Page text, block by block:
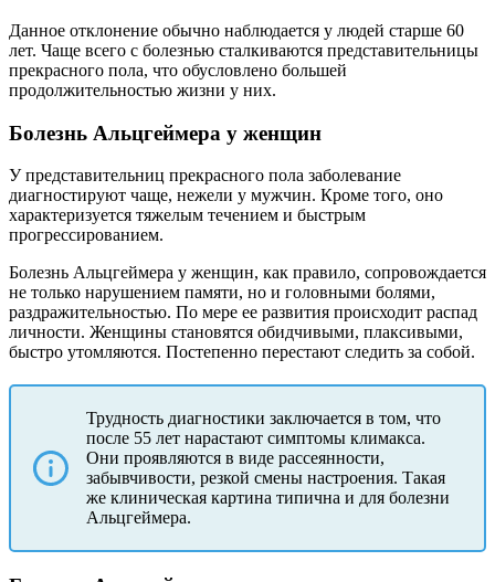
Данное отклонение обычно наблюдается у людей старше 60
лет. Чаще всего с болезнью сталкиваются представительницы
прекрасного пола, что обусловлено большей
продолжительностью жизни у них.
Болезнь Альцгеймера у женщин
У представительниц прекрасного пола заболевание
диагностируют чаще, нежели у мужчин. Кроме того, оно
характеризуется тяжелым течением и быстрым
прогрессированием.
Болезнь Альцгеймера у женщин, как правило, сопровождается
не только нарушением памяти, но и головными болями,
раздражительностью. По мере ее развития происходит распад
личности. Женщины становятся обидчивыми, плаксивыми,
быстро утомляются. Постепенно перестают следить за собой.
Трудность диагностики заключается в том, что
после 55 лет нарастают симптомы климакса.
Они проявляются в виде рассеянности,
забывчивости, резкой смены настроения. Такая
же клиническая картина типична и для болезни
Альцгеймера.